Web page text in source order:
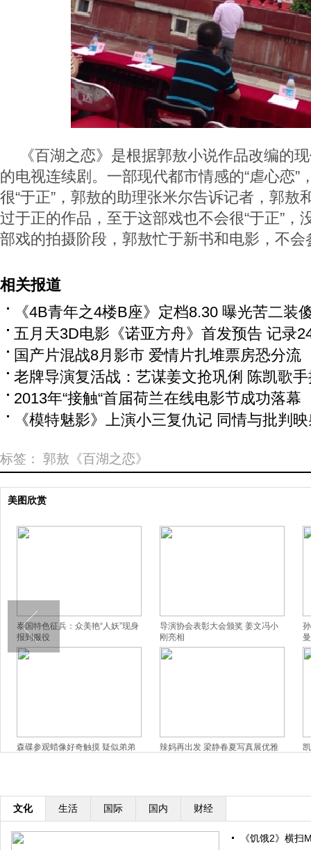
《百湖之恋》是根据郭敖小说作品改编的
的电视连续剧。一部现代都市情感的“虐心恋”
很“于正”，郭敖的助理张米尔告诉记者，郭敖
过于正的作品，至于这部戏也不会很“于正”，
部戏的拍摄阶段，郭敖忙于新书和电影，不
相关报道
《4B青年之4楼B座》定档8.30 曝光苦二装
五月天3D电影《诺亚方舟》首发预告 记录
国产片混战8月影市 爱情片扎堆票房恐分流
老牌导演复活战：艺谋姜文抢巩俐 陈凯歌
2013年“接触“首届荷兰在线电影节成功落幕
《模特魅影》上演小三复仇记 同情与批判
标签： 郭敖《百湖之恋》
美图欣赏
泰国特色征兵：众美艳“人妖”现身
报到服役
导演协会表彰大会颁奖 姜文冯小
刚亮相
森碟参观蜡像好奇触摸 疑似弟弟
辣妈再出发 梁静春夏写真展优雅
文化 生活 国际 国内 财经
《饥饿2》横扫